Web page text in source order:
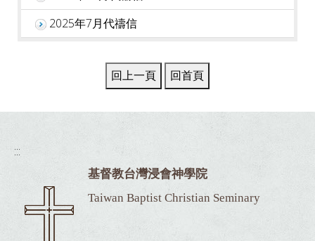
2025年7月代禱信
:::
基督教台灣浸會神學院
Taiwan Baptist Christian Seminary